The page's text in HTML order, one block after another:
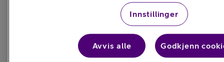
Allerede kunde?
Innstillinger
Avvis alle Godkjenn